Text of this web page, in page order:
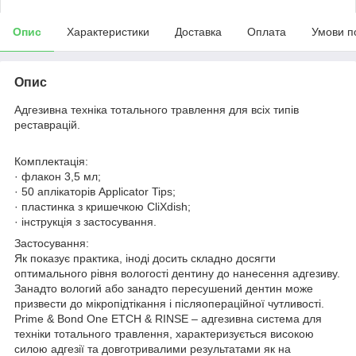
Опис Характеристики Доставка Оплата Умови
Опис
Адгезивна техніка тотального травлення для всіх типів
реставрацій.
Комплектація:
· флакон 3,5 мл;
· 50 аплікаторів Applicator Tips;
· пластинка з кришечкою CliXdish;
· інструкція з застосування.
Застосування:
Як показує практика, іноді досить складно досягти
оптимального рівня вологості дентину до нанесення адгезиву.
Занадто вологий або занадто пересушений дентин може
призвести до мікропідтікання і післяопераційної чутливості.
Prime & Bond One ETCH & RINSE – адгезивна система для
техніки тотального травлення, характеризується високою
силою адгезії та довготривалими результатами як на